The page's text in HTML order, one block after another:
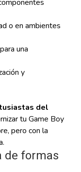
o en ambientes
una
y
del
tu Game Boy
pero con la
de formas